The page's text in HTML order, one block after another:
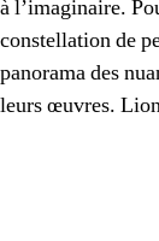
à l’imaginaire.
constellation de
panorama des
leurs œuvres.